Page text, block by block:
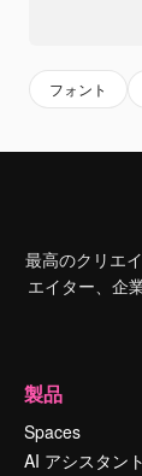
フォント
最高のクリエ
エイター、企
製品
Spaces
AI アシスタント